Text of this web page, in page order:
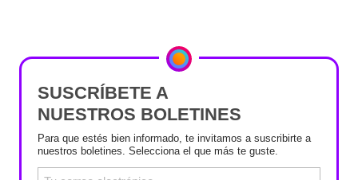
SUSCRÍBETE A
NUESTROS BOLETINES
Para que estés bien informado, te invitamos a suscribirte a
nuestros boletines. Selecciona el que más te guste.